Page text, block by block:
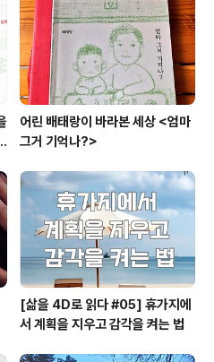
용감무쌍하게 듣
어린 배태랑이 바라본 세상 <엄마
그거 기억나?>
[삶을 4D로 읽다 #05] 휴가지에
서 계획을 지우고 감각을 켜는 법